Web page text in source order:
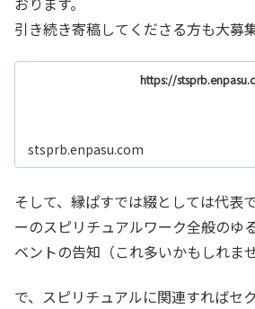
引き続き寄稿してくださる方も大募集
https://
stsprb.enpasu.com
そして、縁ぱすでは綴としては代表
ーのスピリチュアルワーク全般のゆ
ベントの告知（これ多いかもしれま
で、スピリチュアルに関連すればセ